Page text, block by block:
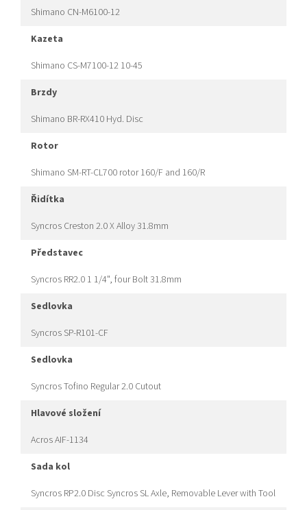
Shimano CN-M6100-12
kazeta
Shimano CS-M7100-12 10-45
brzdy
Shimano BR-RX410 Hyd. Disc
rotor
Shimano SM-RT-CL700 rotor 160/F and 160/R
řidítka
Syncros Creston 2.0 X Alloy 31.8mm
představec
Syncros RR2.0 1 1/4", four Bolt 31.8mm
sedlovka
Syncros SP-R101-CF
sedlovka
Syncros Tofino Regular 2.0 Cutout
hlavové složení
Acros AIF-1134
sada kol
Syncros RP2.0 Disc Syncros SL Axle, Removable Lever with Tool